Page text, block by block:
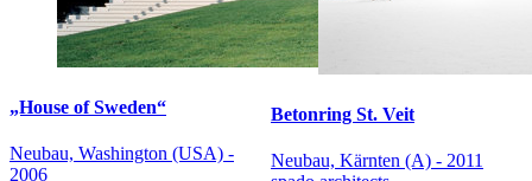
„House of Sweden“
Neubau, Washington (USA) -
2006
Betonring St. Veit
Neubau, Kärnten (A) - 2011